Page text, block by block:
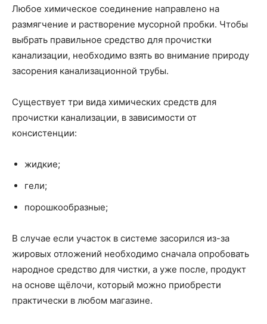
Любое химическое соединение направлено на
размягчение и растворение мусорной пробки. Чтобы
выбрать правильное средство для прочистки
канализации, необходимо взять во внимание природу
засорения канализационной трубы.
Существует три вида химических средств для
прочистки канализации, в зависимости от
консистенции:
жидкие;
гели;
порошкообразные;
В случае если участок в системе засорился из-за
жировых отложений необходимо сначала опробовать
народное средство для чистки, а уже после, продукт
на основе щёлочи, который можно приобрести
практически в любом магазине.